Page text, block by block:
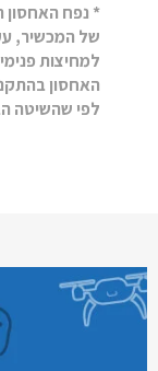
* נפח האחסון
של המכשיר,
למחיצות
האחסון
לפי שהשיטה